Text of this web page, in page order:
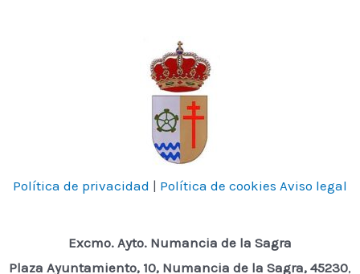
Política de privacidad | Política de cookies Aviso legal
Excmo. Ayto. Numancia de la Sagra
Plaza Ayuntamiento, 10, Numancia de la Sagra, 45230,